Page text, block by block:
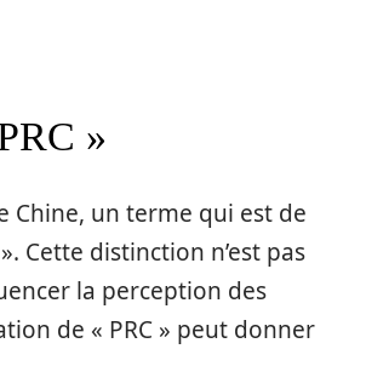
»
Chine, un terme qui est de
Cette distinction n’est pas
la perception des
de « PRC » peut donner